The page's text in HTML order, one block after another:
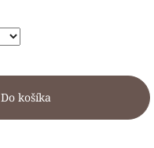
Do košíka